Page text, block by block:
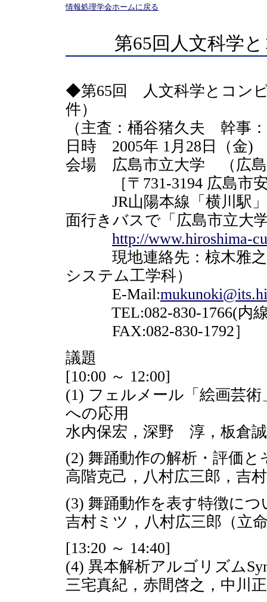
情報処理学会ホームに戻る
第65回人文科学
◆第65回 人文科学とコンピ
件）
（主査：桶谷猪久夫 幹事
日時 2005年 1月28日（金)
会場 広島市立大学 （広
［〒731-3194 広島市安
JR山陽本線「横川駅」
面行きバスで「広島市立大
http://www.hiroshima-
現地連絡先：椋木雅之
システム工学科）
E-Mail:
TEL:082-830-1766(内線
FAX:082-830-1792］
議題
[10:00 ～ 12:00]
(1) フェルメール「絵画芸
への応用
水内保宏，深野 淳，板倉
(2) 舞踊動作の解析・評価と
高階克己，八村広三郎，吉
(3) 舞踊動作を表す特徴につ
吉村ミツ，八村広三郎（立
[13:20 ～ 14:40]
(4) 異本解析アルゴリズム
三宅真紀，赤間啓之，中川